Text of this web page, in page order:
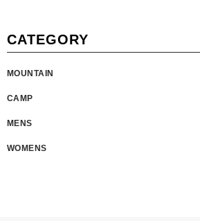
CATEGORY
MOUNTAIN
CAMP
MENS
WOMENS